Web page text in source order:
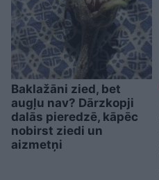
Baklažāni zied, bet
augļu nav? Dārzkopji
dalās pieredzē, kāpēc
nobirst ziedi un
aizmetņi